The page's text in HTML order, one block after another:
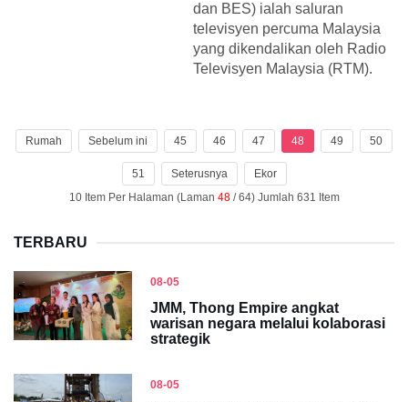
dan BES) ialah saluran
televisyen percuma Malaysia
yang dikendalikan oleh Radio
Televisyen Malaysia (RTM).
Rumah Sebelum ini 45 46 47 48 49 50
51 Seterusnya
Ekor
10 Item Per Halaman (Laman 48/ 64) Jumlah 631 Item
TERBARU
08-05
JMM, Thong Empire angkat
warisan negara melalui kolaborasi
strategik
08-05